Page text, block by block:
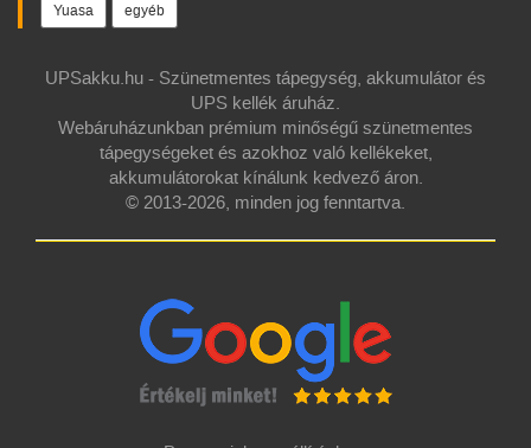
Yuasa egyéb
UPSakku.hu - Szünetmentes tápegység, akkumulátor és
UPS kellék áruház.
Webáruházunkban prémium minőségű szünetmentes
tápegységeket és azokhoz való kellékeket,
akkumulátorokat kínálunk kedvező áron.
© 2013-2026, minden jog fenntartva.